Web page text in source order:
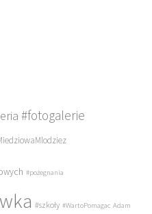
#fotogalerie
#pożegnania
#szkoły #WartoPomagac Adam